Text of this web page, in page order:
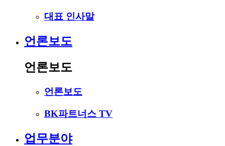
대표 인사말
언론보도
언론보도
언론보도
BK파트너스 TV
업무분야